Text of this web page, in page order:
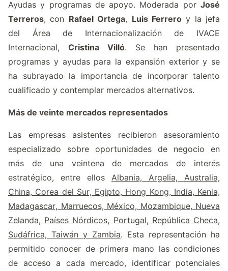
Ayudas y programas de apoyo. Moderada por José
Terreros, con Rafael Ortega, Luis Ferreroy la jefa
del Área de Internacionalización de IVACE
Internacional, Cristina Villó. Se han presentado
programas y ayudas para la expansión exterior y se
ha subrayado la importancia de incorporar talento
cualificado y contemplar mercados alternativos.
Más de veinte mercados representados
Las empresas asistentes recibieron asesoramiento
especializado sobre oportunidades de negocio en
más de una veintena de mercados de interés
estratégico, entre ellos Albania, Argelia, Australia,
China, Corea del Sur, Egipto, Hong Kong, India, Kenia,
Madagascar, Marruecos, México, Mozambique, Nueva
Zelanda, Países Nórdicos, Portugal, República Checa,
Sudáfrica, Taiwán y Zambia. Esta representación ha
permitido conocer de primera mano las condiciones
de acceso a cada mercado, identificar potenciales